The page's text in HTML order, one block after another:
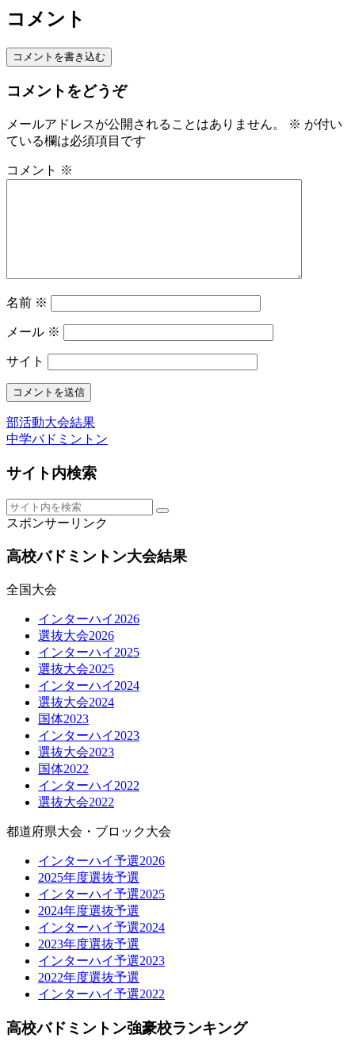
コメント
コメントを書き込む
コメントをどうぞ
メールアドレスが公開されることはありません。 ※ が付い
ている欄は必須項目です
コメント ※
名前 ※
メール ※
サイト
部活動大会結果
中学バドミントン
サイト内検索
スポンサーリンク
高校バドミントン大会結果
全国大会
インターハイ2026
選抜大会2026
インターハイ2025
選抜大会2025
インターハイ2024
選抜大会2024
国体2023
インターハイ2023
選抜大会2023
国体2022
インターハイ2022
選抜大会2022
都道府県大会・ブロック大会
インターハイ予選2026
2025年度選抜予選
インターハイ予選2025
2024年度選抜予選
インターハイ予選2024
2023年度選抜予選
インターハイ予選2023
2022年度選抜予選
インターハイ予選2022
高校バドミントン強豪校ランキング